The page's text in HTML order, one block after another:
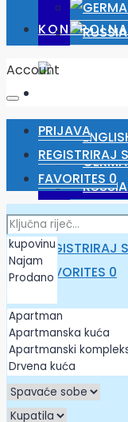
PRIJAVA
REGISTRIRAJ
FAVORITES 0
Account
PRIJAVA
REGISTRIRAJ
FAVORITES 0